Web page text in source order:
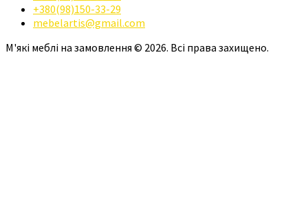
+380(98)150-33-29
mebelartis@gmail.com
М'які меблі на замовлення © 2026. Всі права захищено.